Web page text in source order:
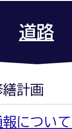
道路
計画
につい